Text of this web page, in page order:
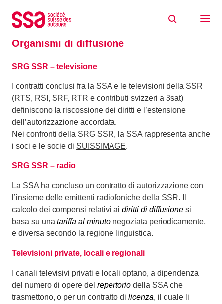
Organismi di diffusione
SRG SSR – televisione
I contratti conclusi fra la SSA e le televisioni della SSR
(RTS, RSI, SRF, RTR e contributi svizzeri a 3sat)
definiscono la riscossione dei diritti e l’estensione
dell’autorizzazione accordata.
Nei confronti della SRG SSR, la SSA rappresenta anche
i soci e le socie di SUISSIMAGE.
SRG SSR – radio
La SSA ha concluso un contratto di autorizzazione con
l’insieme delle emittenti radiofoniche della SSR. Il
calcolo dei compensi relativi ai diritti di diffusione si
basa su una tariffa al minuto negoziata periodicamente,
e diversa secondo la regione linguistica.
Televisioni private, locali e regionali
I canali televisivi privati e locali optano, a dipendenza
del numero di opere del repertorio della SSA che
trasmettono, o per un contratto di licenza, il quale li